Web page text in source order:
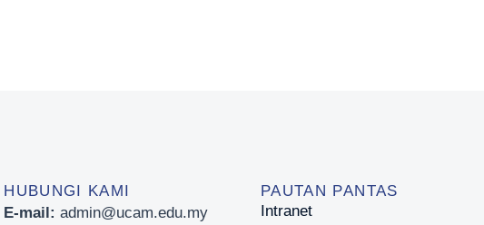
HUBUNGI KAMI
E-mail: admin@ucam.edu.my
PAUTAN PANTAS
Intranet